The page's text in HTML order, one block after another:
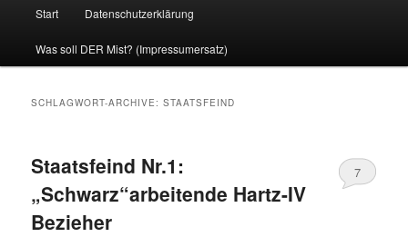
Zum
Inhalt
Zum
sekundären
Start Datenschutzerklärung
Was soll DER Mist? (Impressumersatz)
SCHLAGWORT-ARCHIVE:STAATSFEIND
Staatsfeind Nr.1:
„Schwarz“arbeitende Hartz-IV
Bezieher
7